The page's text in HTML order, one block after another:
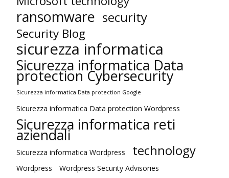
ransomware security
Security Blog
sicurezza informatica
Sicurezza informatica Data
protection Cybersecurity
Sicurezza informatica Data protection Google
Sicurezza informatica Data protection Wordpress
Sicurezza informatica reti
aziendali
Sicurezza informatica Wordpress technology
Wordpress
Wordpress Security Advisories